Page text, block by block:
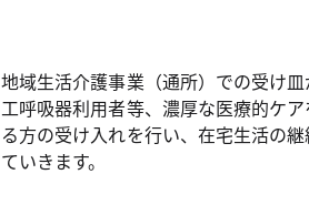
地域生活介護事業（通所）での受け
工呼吸器利用者等、濃厚な医療的ケ
る方の受け入れを行い、在宅生活の
ていきます。